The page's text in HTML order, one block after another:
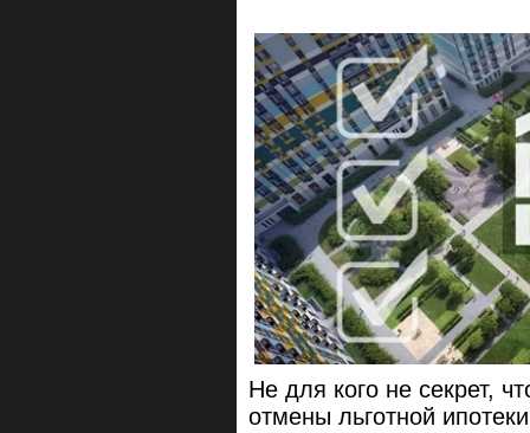
Не для кого не секрет,
отмены льготной